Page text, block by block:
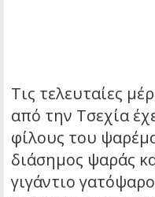
Τις τελευταίες
από την Τσεχία
φίλους του
διάσημος ψαράς
γιγάντιο